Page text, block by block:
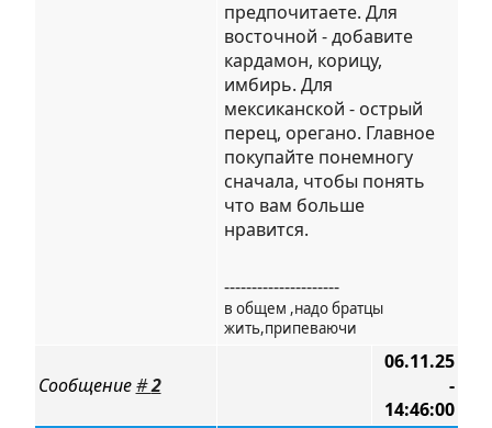
предпочитаете. Для
восточной - добавите
кардамон, корицу,
имбирь. Для
мексиканской - острый
перец, орегано. Главное
покупайте понемногу
сначала, чтобы понять
что вам больше
нравится.
---------------------
в общем ,надо братцы
жить,припеваючи
Сообщение#2
06.11.25
-
14:46:00